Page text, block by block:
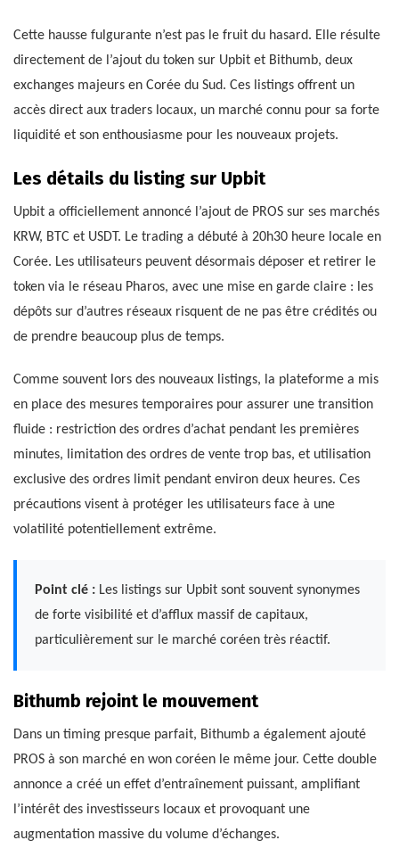
Cette hausse fulgurante n’est pas le fruit du hasard. Elle résulte
directement de l’ajout du token sur Upbit et Bithumb, deux
exchanges majeurs en Corée du Sud. Ces listings offrent un
accès direct aux traders locaux, un marché connu pour sa forte
liquidité et son enthousiasme pour les nouveaux projets.
Les détails du listing sur Upbit
Upbit a officiellement annoncé l’ajout de PROS sur ses marchés
KRW, BTC et USDT. Le trading a débuté à 20h30 heure locale en
Corée. Les utilisateurs peuvent désormais déposer et retirer le
token via le réseau Pharos, avec une mise en garde claire : les
dépôts sur d’autres réseaux risquent de ne pas être crédités ou
de prendre beaucoup plus de temps.
Comme souvent lors des nouveaux listings, la plateforme a mis
en place des mesures temporaires pour assurer une transition
fluide : restriction des ordres d’achat pendant les premières
minutes, limitation des ordres de vente trop bas, et utilisation
exclusive des ordres limit pendant environ deux heures. Ces
précautions visent à protéger les utilisateurs face à une
volatilité potentiellement extrême.
Point clé : Les listings sur Upbit sont souvent synonymes
de forte visibilité et d’afflux massif de capitaux,
particulièrement sur le marché coréen très réactif.
Bithumb rejoint le mouvement
Dans un timing presque parfait, Bithumb a également ajouté
PROS à son marché en won coréen le même jour. Cette double
annonce a créé un effet d’entraînement puissant, amplifiant
l’intérêt des investisseurs locaux et provoquant une
augmentation massive du volume d’échanges.